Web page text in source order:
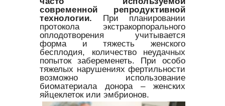
современной репродуктивной
технологии. При планировании
протокола экстракорпорального
оплодотворения учитывается
форма и тяжесть женского
бесплодия, количество неудачных
попыток забеременеть. При особо
тяжелых нарушениях фертильности
возможно использование
биоматериала донора – женских
яйцеклеток или эмбрионов.